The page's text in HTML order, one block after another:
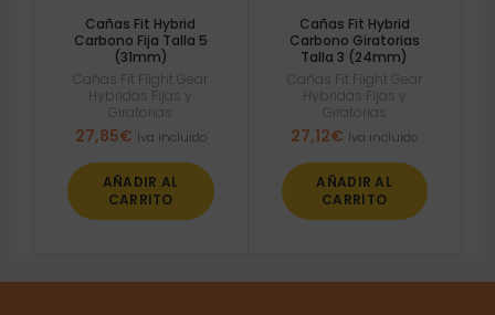
Cañas Fit Hybrid
Carbono Fija Talla 5
(31mm)
Cañas Fit Flight Gear
Hybridas Fijas y
Giratorias
27,85€ Iva incluido
AÑADIR AL
CARRITO
Cañas Fit Hybrid
Carbono Giratorias
Talla 3 (24mm)
Cañas Fit Flight Gear
Hybridas Fijas y
Giratorias
27,12€ Iva incluido
AÑADIR AL
CARRITO